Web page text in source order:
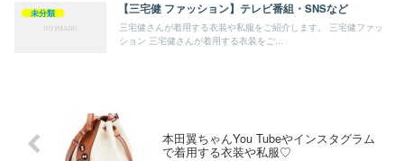
未分類 【三宅健 ファッション】テレビ番組・SNSなど
三宅健さんが着用する衣装や私服をご紹介します。 三宅健ファッ
ション 三宅健さんが着用する衣装をご...
本田翼ちゃんYou Tubeやインスタグラム
で着用する衣装や私服♡